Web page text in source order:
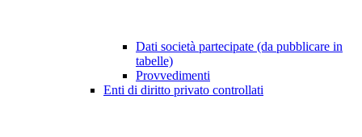
Dati società partecipate (da pubblicare in
tabelle)
Provvedimenti
Enti di diritto privato controllati